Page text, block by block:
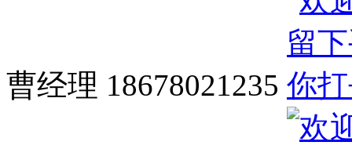
曹经理 18678021235